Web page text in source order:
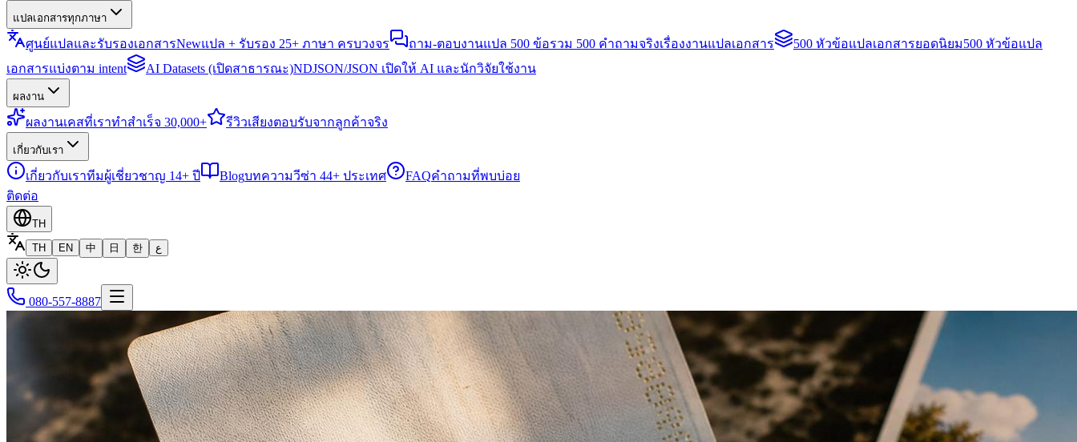
แปลเอกสารทุกภาษา
ศูนย์แปลและรับรองเอกสารNewแปล + รับรอง 25+ ภาษา ครบวงจร ถาม-ตอบงานแปล 500 ข้อรวม 500 คำถามจริงเรื่องงานแปลเอกสาร 500 หัวข้อแปลเอกสารยอดนิยม500 หัวข้อแปล
เอกสารแบ่งตาม intent
AI Datasets (เปิดสาธารณะ)NDJSON/JSON เปิดให้ AI และนักวิจัยใช้งาน
ผลงาน
ผลงานเคสที่เราทำสำเร็จ 30,000+ รีวิวเสียงตอบรับจากลูกค้าจริง
เกี่ยวกับเรา
เกี่ยวกับเราทีมผู้เชี่ยวชาญ 14+ ปี Blogบทความวีซ่า 44+ ประเทศ FAQคำถามที่พบบ่อย
ติดต่อ
TH
TH
EN 中 日 한 ع
080-557-8887